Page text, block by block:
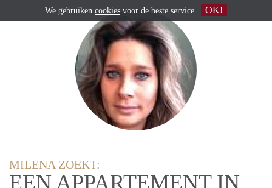
MILENA ZOEKT:
EEN APPARTEMENT IN
We gebruiken cookies voor de beste service OK!